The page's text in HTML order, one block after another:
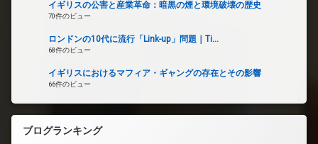
イギリスの公害と産業革命：暗黒の煙と環境破壊の歴史
70件のビュー
ロンドンの10代に流行「Link-up」問題｜Ti...
68件のビュー
イギリスにおけるマフィア・ギャングの存在とその影響
66件のビュー
ブログランキング